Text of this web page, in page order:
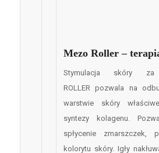
Mezo Roller –
Stymulacja skóry
ROLLER pozwala na
warstwie skóry
syntezy kolagenu.
spłycenie zmarszczek,
kolorytu skóry. Igły